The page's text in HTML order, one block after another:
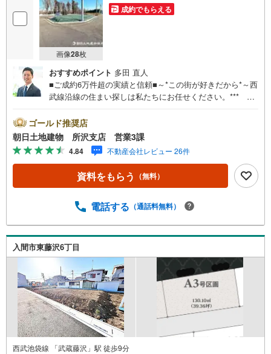
画像28枚
成約でもらえる
おすすめポイント 多田 直人
■ご成約6万件超の実績と信頼■～*この街が好きだから*～西
武線沿線の住まい探しは私たちにお任せください。*** 住
玉・神奈川に展開。豊富な取引データと現場経験をもと
に、お客様一人ひとりに最適なご提案を行っています。
「住宅ローンが不安」「自己資金が少ないけれど購入でき
る？」「住み替えの進め方が分からない」など、購入・売
却に関するお悩みにも有資格スタッフが丁寧に対応。資金
計画の立案から契約・お引渡しまで一貫してサポートいた
件ごとのメリット・注意点をまとめたレポートもご用意し
応。まずはお気軽にご相談ください。■電車でお越しのお客
様は、西武線「所沢駅」西口より徒歩5分■お車でお越しの
お客様は、提携駐車場がございますので弊社営業スタッフ
までお尋ねください。
ゴールド推奨店
朝日土地建物 所沢支店 営業3課
4.84 不動産会社レビュー 26件
資料をもらう （無料）
電話する （通話料無料）
入間市東藤沢6丁目
西武池袋線 「武蔵藤沢」駅 徒歩9分